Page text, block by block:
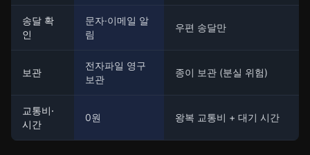
송달 확
인
문자·이메일 알
림
우편 송달만
보관
전자파일 영구
보관
종이 보관 (분실 위험)
교통비·
시간
0원 왕복 교통비 + 대기 시간